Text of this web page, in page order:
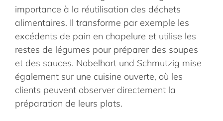
importance à la réutilisation des déchets
alimentaires. Il transforme par exemple les
excédents de pain en chapelure et utilise les
restes de légumes pour préparer des soupes
et des sauces. Nobelhart und Schmutzig mise
également sur une cuisine ouverte, où les
clients peuvent observer directement la
préparation de leurs plats.